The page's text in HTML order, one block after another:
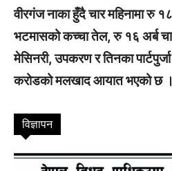
वीरगंज नाका हुँदै चार महिनामा रु
भटमासको कच्चा तेल, रु १६ अर्ब
मेसिनरी, उपकरण र तिनका
करोडको मलखाद आयात भएको छ
विज्ञापन